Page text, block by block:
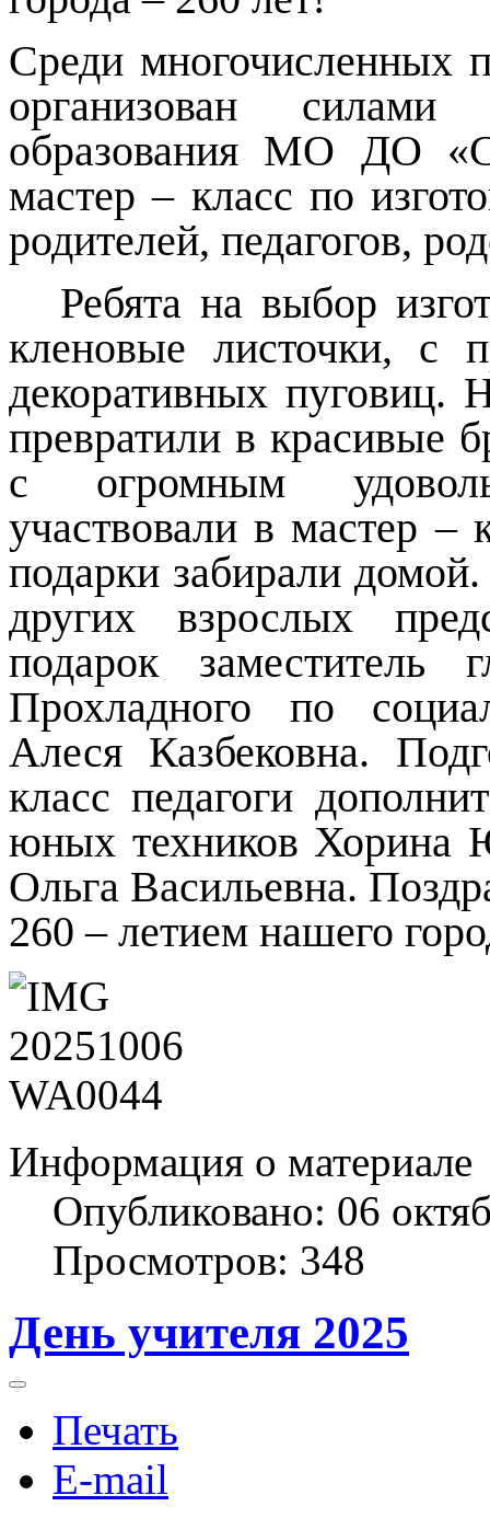
Среди многочисленных
организован силами
образования МО ДО
мастер – класс по
родителей, педагогов,
Ребята на выбор
кленовые листочки, с
декоративных пуговиц.
превратили в красивые
с огромным
участвовали в мастер –
подарки забирали
других взрослых
подарок заместитель
Прохладного по
Алеся Казбековна.
класс педагоги
юных техников Хорина
Ольга Васильевна.
260 – летием нашего
Информация о материале
Опубликовано: 06
Просмотров: 348
День учителя 2025
Печать
E-mail